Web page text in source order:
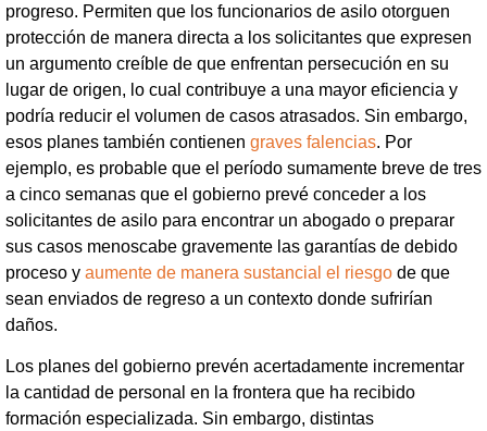
progreso. Permiten que los funcionarios de asilo otorguen
protección de manera directa a los solicitantes que expresen
un argumento creíble de que enfrentan persecución en su
lugar de origen, lo cual contribuye a una mayor eficiencia y
podría reducir el volumen de casos atrasados. Sin embargo,
esos planes también contienen graves falencias. Por
ejemplo, es probable que el período sumamente breve de tres
a cinco semanas que el gobierno prevé conceder a los
solicitantes de asilo para encontrar un abogado o preparar
sus casos menoscabe gravemente las garantías de debido
proceso y aumente de manera sustancial el riesgo de que
sean enviados de regreso a un contexto donde sufrirían
daños.
Los planes del gobierno prevén acertadamente incrementar
la cantidad de personal en la frontera que ha recibido
formación especializada. Sin embargo, distintas